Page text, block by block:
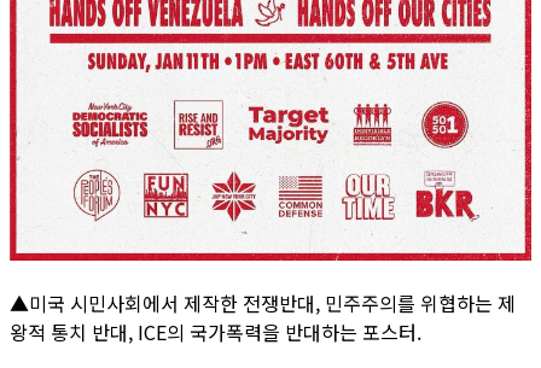
▲미국 시민사회에서 제작한 전쟁반대, 민주주의를 위협하는 제
왕적 통치 반대, ICE의 국가폭력을 반대하는 포스터.